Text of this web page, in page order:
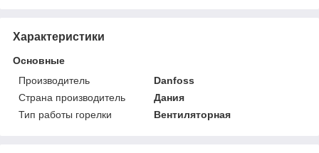
Характеристики
Основные
Производитель
Danfoss
Страна производитель
Дания
Тип работы горелки
Вентиляторная